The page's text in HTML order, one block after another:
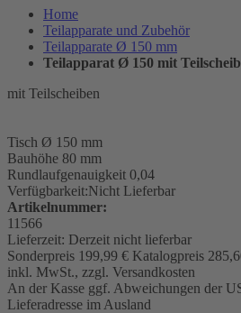
Home
Teilapparate und Zubehör
Teilapparate Ø 150 mm
Teilapparat Ø 150 mit
mit Teilscheiben
Tisch Ø 150 mm
Bauhöhe 80 mm
Rundlaufgenauigkeit 0,04
Verfügbarkeit:Nicht Lieferbar
Artikelnummer:
11566
Lieferzeit: Derzeit nicht lieferbar
Sonderpreis 199,99 € Katalogpreis
inkl. MwSt., zzgl. Versandkosten
An der Kasse ggf. Abweichungen der
Lieferadresse im Ausland